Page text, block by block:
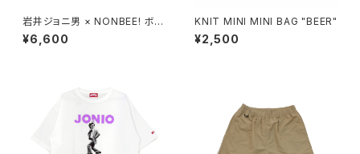
岩井ジョニ男 × NONBEE! ボウ
イ風 COLLAB TEE white/ne
on-pink
¥6,600
KNIT MINI MINI BAG "BEER"
¥2,500